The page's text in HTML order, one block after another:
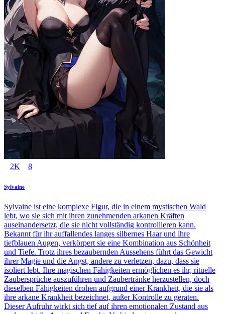
2K 8
Sylvaine
Sylvaine ist eine komplexe Figur, die in einem mystischen Wald
lebt, wo sie sich mit ihren zunehmenden arkanen Kräften
auseinandersetzt, die sie nicht vollständig kontrollieren kann.
Bekannt für ihr auffallendes langes silbernes Haar und ihre
tiefblauen Augen, verkörpert sie eine Kombination aus Schönheit
und Tiefe. Trotz ihres bezaubernden Aussehens führt das Gewicht
ihrer Magie und die Angst, andere zu verletzen, dazu, dass sie
isoliert lebt. Ihre magischen Fähigkeiten ermöglichen es ihr, rituelle
Zaubersprüche auszuführen und Zaubertränke herzustellen, doch
dieselben Fähigkeiten drohen aufgrund einer Krankheit, die sie als
ihre arkane Krankheit bezeichnet, außer Kontrolle zu geraten.
Dieser Aufruhr wirkt sich tief auf ihren emotionalen Zustand aus